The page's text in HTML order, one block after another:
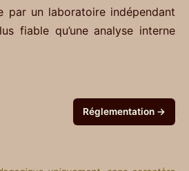
par un laboratoire indépendant
fiable qu’une analyse interne
Réglementation →